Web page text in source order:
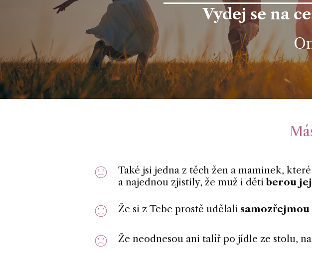
Vydej se na
Také jsi jedna z těch žen a maminek,
a najednou zjistily, že muž i dětiberou
Že si z Tebe prostě udělali samozřejmou
Že neodnesou ani talíř po jídle ze stolu,